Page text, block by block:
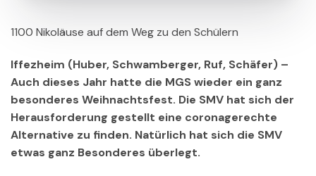
1100 Nikoläuse auf dem Weg zu den Schülern
Iffezheim (Huber, Schwamberger, Ruf, Schäfer) –
Auch dieses Jahr hatte die MGS wieder ein ganz
besonderes Weihnachtsfest. Die SMV hat sich der
Herausforderung gestellt eine coronagerechte
Alternative zu finden. Natürlich hat sich die SMV
etwas ganz Besonderes überlegt.